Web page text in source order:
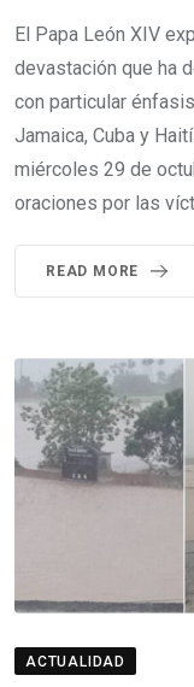
El Papa León XIV
devastación que ha
con particular
Jamaica, Cuba y
miércoles 29 de
oraciones por las
READ MORE
ACTUALIDAD